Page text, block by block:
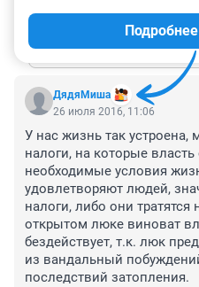
ОТВЕТИТЬ 1
Показать ещё 1
ДядяМиша
26 июля 2016, 11:06
У нас жизнь так устроена,
налоги, на которые власть
необходимые условия
удовлетворяют людей,
налоги, либо они
открытом люке виноват
бездействует, т.к. люк
из вандальный
последствий затопления.